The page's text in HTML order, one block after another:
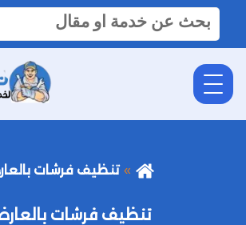
البحث
عن:
تنظيف فرشات
تنظيف فرشات